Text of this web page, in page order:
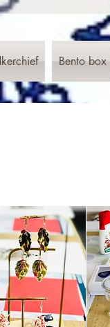
Bento box